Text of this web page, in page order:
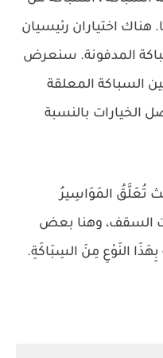
هناك اختياران رئيسيان
المدفونة. سنعرض
السباكة المعلقة
الخيارات بالنسبة
تُعَلَّقُ المَوَاسِيرُ
السقف، وهنا بعض
بِهَذَا النَوْعِ مِنَ السِبَاكَةِ.